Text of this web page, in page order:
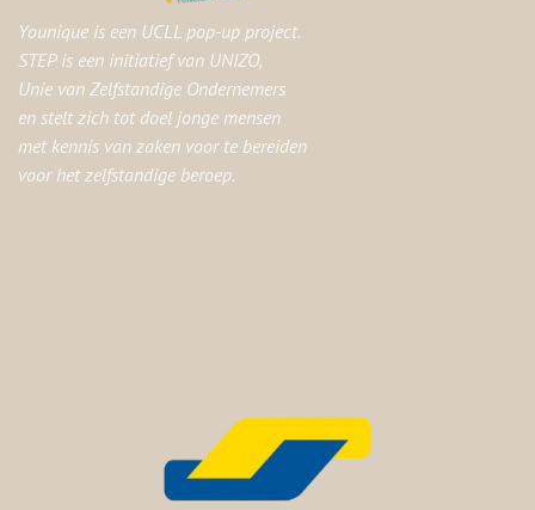
Younique is een UCLL pop-up project.
STEP is een initiatief van UNIZO,
Unie van Zelfstandige Ondernemers
en stelt zich tot doel jonge mensen
met kennis van zaken voor te bereiden
voor het zelfstandige beroep.